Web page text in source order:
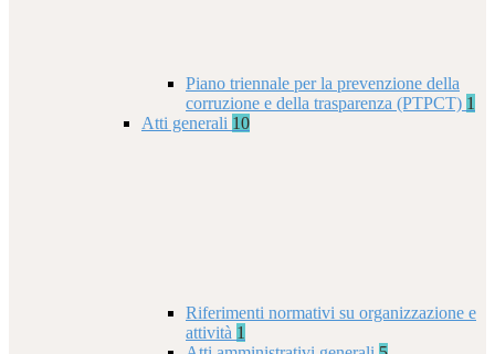
Piano triennale per la prevenzione della
corruzione e della trasparenza (PTPCT) 1
Atti generali 10
Riferimenti normativi su organizzazione e
attività 1